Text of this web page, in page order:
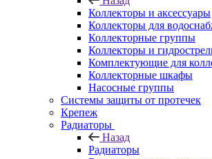
Коллекторы и аксессуары
Коллекторы для
Коллекторные группы
Коллекторы и
Комплектующие для
Коллекторные шкафы
Насосные группы
Системы защиты от протечек
Крепеж
Радиаторы
Назад
Радиаторы